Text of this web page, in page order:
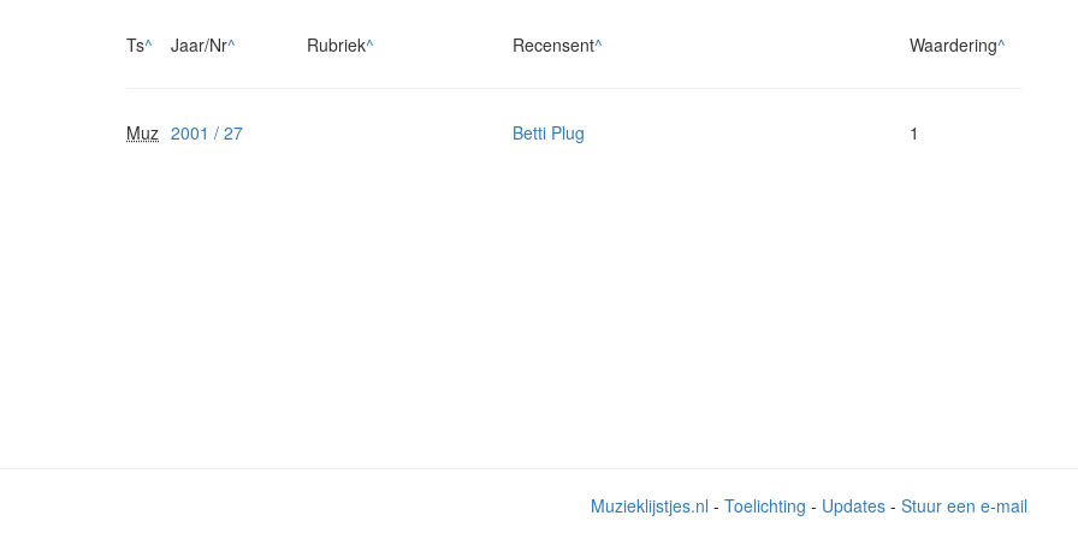
Ts^ Jaar/Nr^ Rubriek^ Recensent^ Waardering^
Muz 2001 / 27 Betti Plug 1
Muzieklijstjes.nl - Toelichting - Updates- Stuur een e-mail